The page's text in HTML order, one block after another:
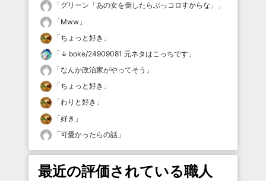
「グリーン「あの女を倒したらぶっコロすからな」
」
「Mww 」
「ちょっと好き 」
「 ↓ boke/24909081 元ネタはこっちです 」
「なんか政治家がやってそう 」
「ちょっと好き 」
「わりと好き 」
「好き 」
「可愛かったらの話 」
最近の評価されている職人